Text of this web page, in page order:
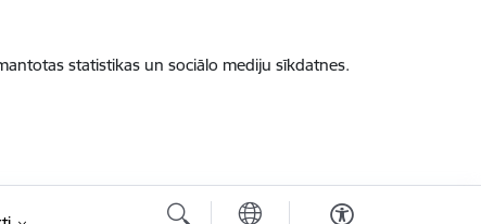
statistikas un sociālo mediju sīkdatnes.